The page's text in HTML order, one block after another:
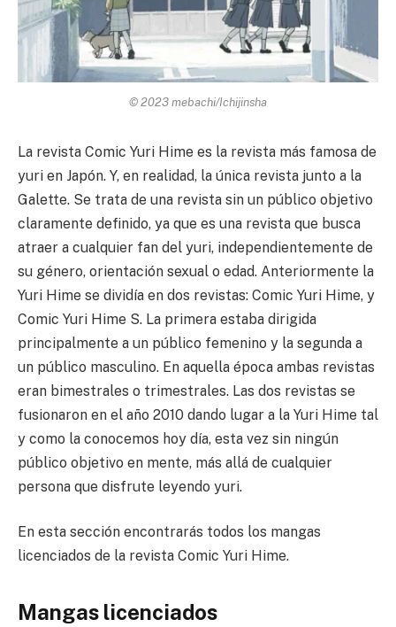
© 2023 mebachi/Ichijinsha
La revista Comic Yuri Hime es la revista más famosa de
yuri en Japón. Y, en realidad, la única revista junto a la
Galette. Se trata de una revista sin un público objetivo
claramente definido, ya que es una revista que busca
atraer a cualquier fan del yuri, independientemente de
su género, orientación sexual o edad. Anteriormente la
Yuri Hime se dividía en dos revistas: Comic Yuri Hime, y
Comic Yuri Hime S. La primera estaba dirigida
principalmente a un público femenino y la segunda a
un público masculino. En aquella época ambas revistas
eran bimestrales o trimestrales. Las dos revistas se
fusionaron en el año 2010 dando lugar a la Yuri Hime tal
y como la conocemos hoy día, esta vez sin ningún
público objetivo en mente, más allá de cualquier
persona que disfrute leyendo yuri.
En esta sección encontrarás todos los mangas
licenciados de la revista Comic Yuri Hime.
Mangas licenciados